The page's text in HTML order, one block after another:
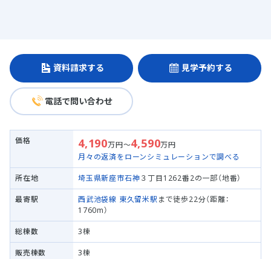
資料請求する 見学予約する
電話で問い合わせ
価格 4,190万円～4,590万円
月々の返済をローンシミュレーションで調べる
所在地 埼玉県新座市石神３丁目1262番2の一部（地番）
最寄駅 西武池袋線 東久留米駅 まで徒歩22分（距離：
1760m）
総棟数 3棟
販売棟数 3棟